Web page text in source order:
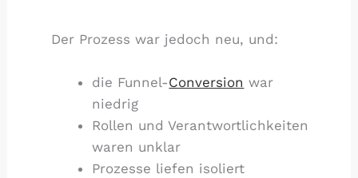
Der Prozess war jedoch neu, und:
die Funnel-Conversion war
niedrig
Rollen und Verantwortlichkeiten
waren unklar
Prozesse liefen isoliert